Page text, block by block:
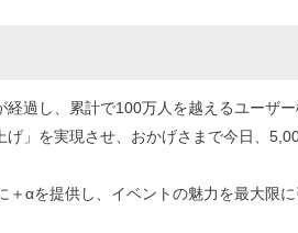
過し、累計で100万人を越えるユーザ
」を実現させ、おかげさまで今日、
αを提供し、イベントの魅力を最大限